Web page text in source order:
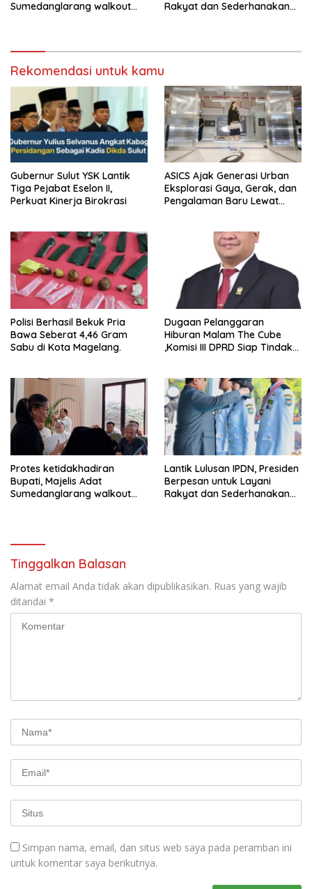
Sumedanglarang walkout
Rakyat dan Sederhanakan
Rekomendasi untuk kamu
Gubernur Sulut YSK Lantik
Tiga Pejabat Eselon II,
Perkuat Kinerja Birokrasi
ASICS Ajak Generasi Urban
Eksplorasi Gaya, Gerak, dan
Pengalaman Baru Lewat
Polisi Berhasil Bekuk Pria
Bawa Seberat 4,46 Gram
Sabu di Kota Magelang.
Dugaan Pelanggaran
Hiburan Malam The Cube
,Komisi III DPRD Siap Tindak
Protes ketidakhadiran
Bupati, Majelis Adat
Sumedanglarang walkout
Lantik Lulusan IPDN, Presiden
Berpesan untuk Layani
Rakyat dan Sederhanakan
Tinggalkan Balasan
Alamat email Anda tidak akan dipublikasikan. Ruas yang wajib
ditandai *
Simpan nama, email, dan situs web saya pada peramban ini
untuk komentar saya berikutnya.